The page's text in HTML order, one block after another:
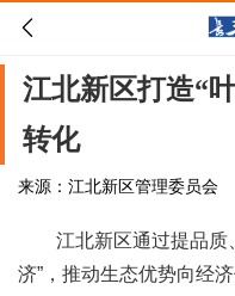

江北新区打造“
转化
来源：江北新区管理委员会
江北新区通过提品质
济”，推动生态优势向经